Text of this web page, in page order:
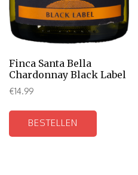
Finca Santa Bella
Chardonnay Black Label
€14.99
BESTELLEN